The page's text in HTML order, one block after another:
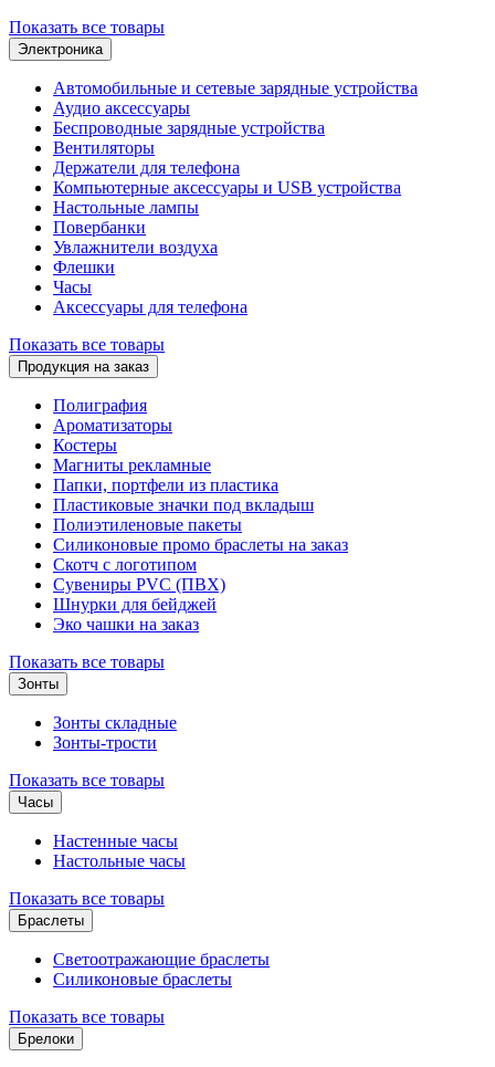
Показать все товары
Электроника
Автомобильные и сетевые зарядные устройства
Аудио аксессуары
Беспроводные зарядные устройства
Вентиляторы
Держатели для телефона
Компьютерные аксессуары и USB устройства
Настольные лампы
Повербанки
Увлажнители воздуха
Флешки
Часы
Аксессуары для телефона
Показать все товары
Продукция на заказ
Полиграфия
Ароматизаторы
Костеры
Магниты рекламные
Папки, портфели из пластика
Пластиковые значки под вкладыш
Полиэтиленовые пакеты
Силиконовые промо браслеты на заказ
Скотч с логотипом
Сувениры PVC (ПВХ)
Шнурки для бейджей
Эко чашки на заказ
Показать все товары
Зонты
Зонты складные
Зонты-трости
Показать все товары
Часы
Настенные часы
Настольные часы
Показать все товары
Браслеты
Светоотражающие браслеты
Силиконовые браслеты
Показать все товары
Брелоки